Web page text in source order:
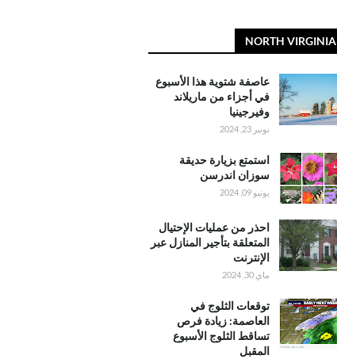
NORTH VIRGINIA
عاصفة شتوية هذا الأسبوع
في أجزاء من ماريلاند
وفيرجينيا
نونبر 23, 2024
استمتع بزيارة حديقة
سوزان اندرسن
يونيو 09, 2024
احذر من عمليات الإحتيال
المتعلقة بتأجير المنازل عبر
الإنترنت
ماي 30, 2024
توقعات الثلوج في
العاصمة: زيادة فرص
تساقط الثلوج الأسبوع
المقبل